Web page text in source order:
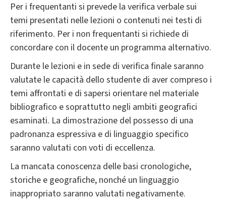
Per i frequentanti si prevede la verifica verbale sui
temi presentati nelle lezioni o contenuti nei testi di
riferimento. Per i non frequentanti si richiede di
concordare con il docente un programma alternativo.
Durante le lezioni e in sede di verifica finale saranno
valutate le capacità dello studente di aver compreso i
temi affrontati e di sapersi orientare nel materiale
bibliografico e soprattutto negli ambiti geografici
esaminati. La dimostrazione del possesso di una
padronanza espressiva e di linguaggio specifico
saranno valutati con voti di eccellenza.
La mancata conoscenza delle basi cronologiche,
storiche e geografiche, nonché un linguaggio
inappropriato saranno valutati negativamente.